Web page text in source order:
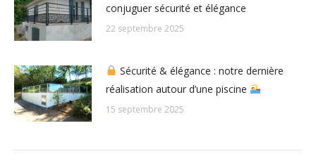
conjuguer sécurité et élégance
22 septembre 2025
Sécurité & élégance : notre dernière
réalisation autour d’une piscine
15 septembre 2025